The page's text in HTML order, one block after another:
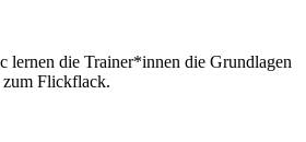
lernen die Trainer*innen die Grundlagen
zum Flickflack.